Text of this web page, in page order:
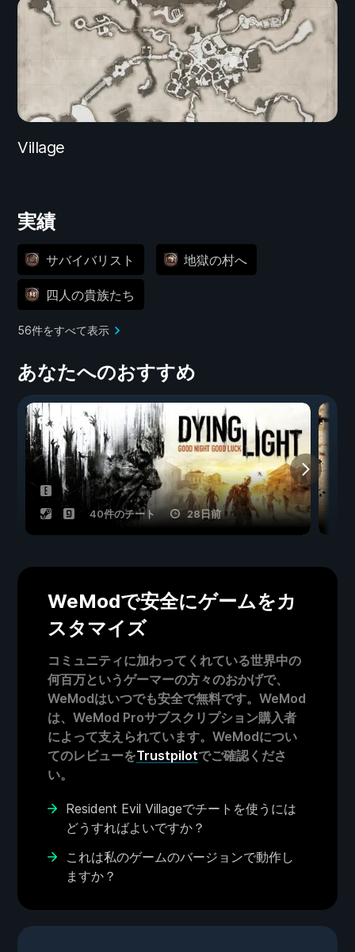
Village
実績
サバイバリスト 地獄の村へ
四人の貴族たち
56件をすべて表示
あなたへのおすすめ
40件のチート 28日前
WeModで安全にゲームをカ
スタマイズ
コミュニティに加わってくれている世界中の
何百万というゲーマーの方々のおかげで、
WeModはいつでも安全で無料です。WeMod
は、WeMod Proサブスクリプション購入者
によって支えられています。WeModについ
てのレビューをTrustpilotでご確認くださ
い。
Resident Evil Villageでチートを使うには
どうすればよいですか？
これは私のゲームのバージョンで動作し
ますか？